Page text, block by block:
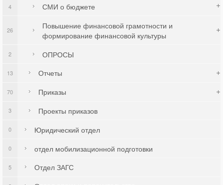
СМИ о бюджете
4
Повышение финансовой грамотности и
формирование финансовой культуры
26
ОПРОСЫ
2
Отчеты
13
Приказы
70
Проекты приказов
3
Юридический отдел
0
отдел мобилизационной подготовки
0
Отдел ЗАГС
5